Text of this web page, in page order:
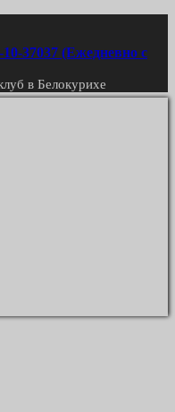
10-37037 (Ежедневно с
в Белокурихе